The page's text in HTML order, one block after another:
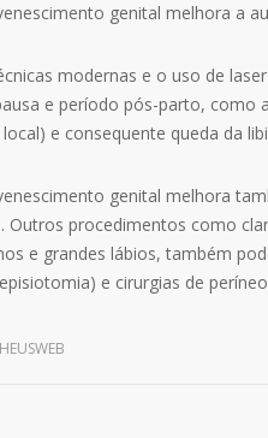
genital melhora a
modernas e o uso de
e período pós-parto, como
local) e consequente queda da
genital melhora
Outros procedimentos como
e grandes lábios, também
e cirurgias de